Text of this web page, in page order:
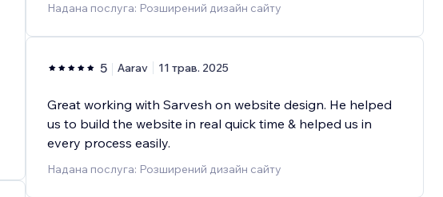
Надана послуга: Розширений дизайн сайту
5 Aarav 11 трав. 2025
Great working with Sarvesh on website design. He helped
us to build the website in real quick time & helped us in
every process easily.
Надана послуга: Розширений дизайн сайту